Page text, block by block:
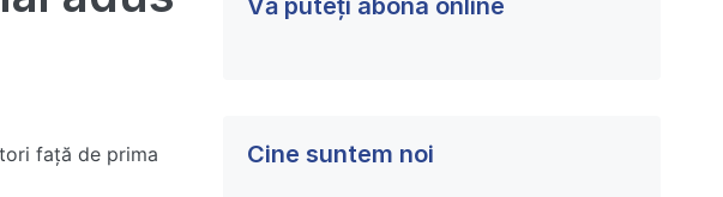
faţă de prima
Cine suntem noi